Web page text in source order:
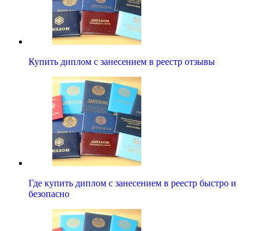
Купить диплом с занесением в реестр отзывы
Где купить диплом с занесением в реестр быстро и
безопасно